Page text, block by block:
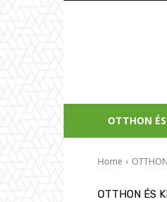
OTTHON
Home
OTTHON ÉS